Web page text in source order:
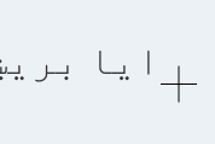
ایا